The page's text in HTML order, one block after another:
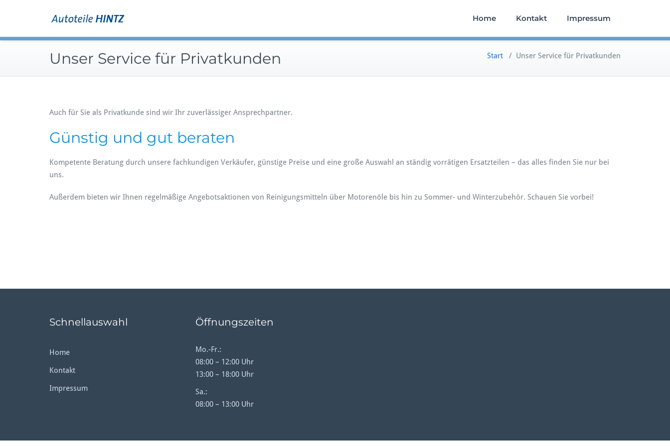
Home Kontakt Impressum
Unser Service für Privatkunden Start / Unser Service für Privatkunden
Auch für Sie als Privatkunde sind wir Ihr zuverlässiger Ansprechpartner.
Günstig und gut beraten
Kompetente Beratung durch unsere fachkundigen Verkäufer, günstige Preise und eine große Auswahl an ständig vorrätigen Ersatzteilen – das alles finden Sie nur bei
uns.
Außerdem bieten wir Ihnen regelmäßige Angebotsaktionen von Reinigungsmitteln über Motorenöle bis hin zu Sommer- und Winterzubehör. Schauen Sie vorbei!
Schnellauswahl
Home
Kontakt
Impressum
Öffnungszeiten
Mo.-Fr.:
08:00 – 12:00 Uhr
13:00 – 18:00 Uhr
Sa.:
08:00 – 13:00 Uhr